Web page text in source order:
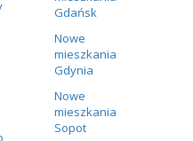
Gdańsk
Nowe
mieszkania
Gdynia
Nowe
mieszkania
Sopot